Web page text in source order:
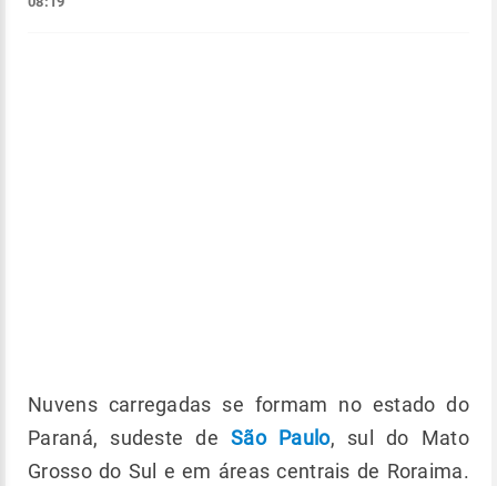
Nuvens carregadas se formam no estado do
Paraná, sudeste deSão Paulo, sul do Mato
Grosso do Sul e em áreas centrais de Roraima.